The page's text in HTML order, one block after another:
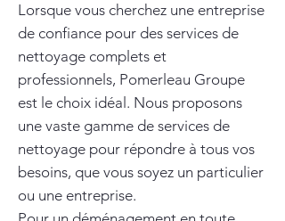
Lorsque vous cherchez une entreprise
de confiance pour des services de
nettoyage complets et
professionnels, Pomerleau Groupe
est le choix idéal. Nous proposons
une vaste gamme de services de
nettoyage pour répondre à tous vos
besoins, que vous soyez un particulier
ou une entreprise.